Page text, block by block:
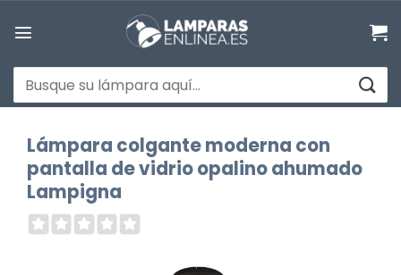
Buscar
por:
Lámpara colgante moderna con
pantalla de vidrio opalino ahumado
Lampigna